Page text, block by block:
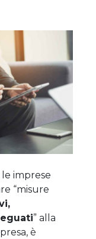
imprese
“misure
” alla
è